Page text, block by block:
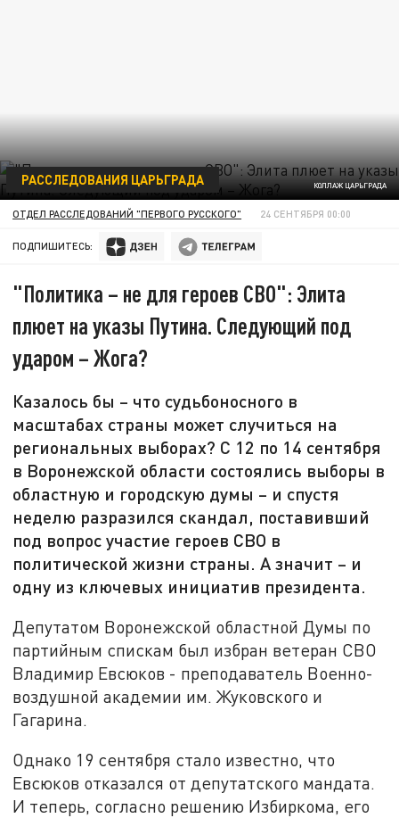
КОЛЛАЖ ЦАРЬГРАДА
РАССЛЕДОВАНИЯ ЦАРЬГРАДА
ОТДЕЛ РАССЛЕДОВАНИЙ "ПЕРВОГО РУССКОГО" 24 СЕНТЯБРЯ 00:00
ПОДПИШИТЕСЬ:
"Политика – не для героев СВО": Элита
плюет на указы Путина. Следующий под
ударом – Жога?
Казалось бы – что судьбоносного в
масштабах страны может случиться на
региональных выборах? С 12 по 14 сентября
в Воронежской области состоялись выборы в
областную и городскую думы – и спустя
неделю разразился скандал, поставивший
под вопрос участие героев СВО в
политической жизни страны. А значит – и
одну из ключевых инициатив президента.
Депутатом Воронежской областной Думы по
партийным спискам был избран ветеран СВО
Владимир Евсюков - преподаватель Военно-
воздушной академии им. Жуковского и
Гагарина.
Однако 19 сентября стало известно, что
Евсюков отказался от депутатского мандата.
И теперь, согласно решению Избиркома, его